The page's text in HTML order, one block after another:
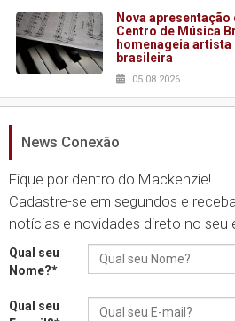
Nova apresentação
Centro de Música
homenageia artista
brasileira
05.08.2026
Universidade
Seminário discute
das novas
sistemas solares
04.08.2026
News Conexão
Fique por dentro do Mackenzie!
Cadastre-se em segundos e
notícias e novidades direto no seu
Qual seu
Nome?*
Qual seu